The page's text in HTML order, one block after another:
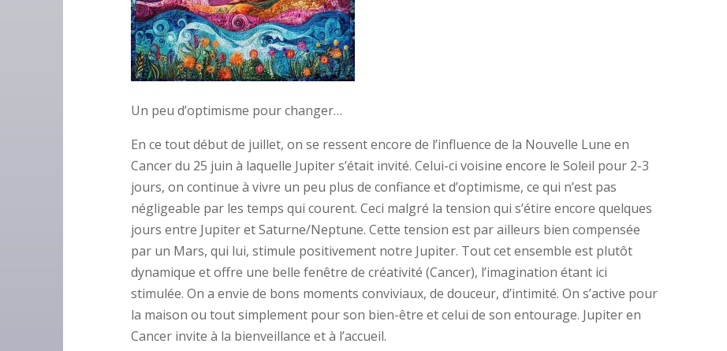
Un peu d’optimisme pour changer…
En ce tout début de juillet, on se ressent encore de l’influence de la Nouvelle Lune en
Cancer du 25 juin à laquelle Jupiter s’était invité. Celui-ci voisine encore le Soleil pour 2-3
jours, on continue à vivre un peu plus de confiance et d’optimisme, ce qui n’est pas
négligeable par les temps qui courent. Ceci malgré la tension qui s’étire encore quelques
jours entre Jupiter et Saturne/Neptune. Cette tension est par ailleurs bien compensée
par un Mars, qui lui, stimule positivement notre Jupiter. Tout cet ensemble est plutôt
dynamique et offre une belle fenêtre de créativité (Cancer), l’imagination étant ici
stimulée. On a envie de bons moments conviviaux, de douceur, d’intimité. On s’active pour
la maison ou tout simplement pour son bien-être et celui de son entourage. Jupiter en
Cancer invite à la bienveillance et à l’accueil.